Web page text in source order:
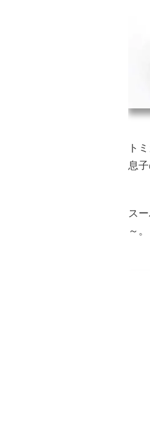
ト
息
ス
～。